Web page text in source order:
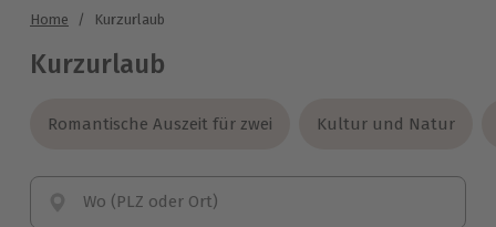
Home / Kurzurlaub
Kurzurlaub
Romantische Auszeit für zwei
Romantische Auszeit für zwei Kultur und Natur
Kultur und Natur
Wo (PLZ oder Ort)